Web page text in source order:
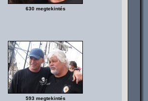
630 megtekintés
593 megtekintés